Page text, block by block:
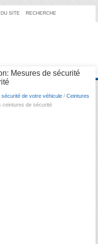
SITE RECHERCHE
Mesures de sécurité
sécurité de votre véhicule / Ceintures
ceintures de sécurité